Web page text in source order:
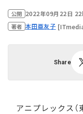
公開 2022年09月22日
著者 本田亜友子
Share
アニプレックス（